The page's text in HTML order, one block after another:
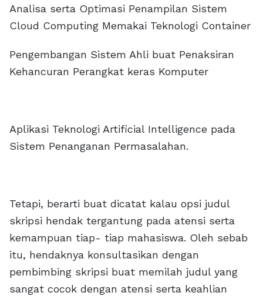
Analisa serta Optimasi Penampilan Sistem
Cloud Computing Memakai Teknologi Container
Pengembangan Sistem Ahli buat Penaksiran
Kehancuran Perangkat keras Komputer
Aplikasi Teknologi Artificial Intelligence pada
Sistem Penanganan Permasalahan.
Tetapi, berarti buat dicatat kalau opsi judul
skripsi hendak tergantung pada atensi serta
kemampuan tiap- tiap mahasiswa. Oleh sebab
itu, hendaknya konsultasikan dengan
pembimbing skripsi buat memilah judul yang
sangat cocok dengan atensi serta keahlian